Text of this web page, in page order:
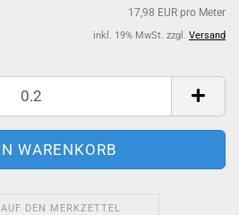
17,98 EUR pro Meter
inkl. 19% MwSt. zzgl. Versand
AUF DEN MERKZETTEL